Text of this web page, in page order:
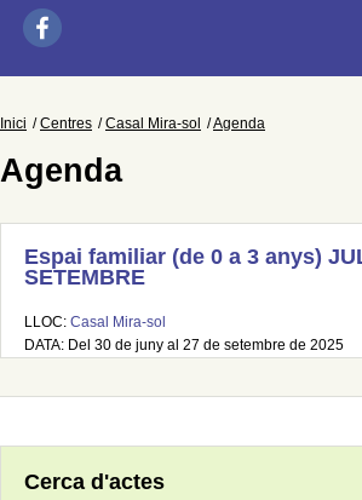
Inici Centres Casal Mira-sol Agenda
Agenda
Espai familiar (de 0 a 3 anys)
SETEMBRE
LLOC: Casal Mira-sol
DATA: Del 30 de juny al 27 de setembre de 2025
Cerca d'actes